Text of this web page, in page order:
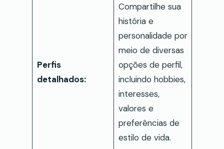
Perfis
detalhados:
Compartilhe sua
história e
personalidade por
meio de diversas
opções de perfil,
incluindo hobbies,
interesses,
valores e
preferências de
estilo de vida.